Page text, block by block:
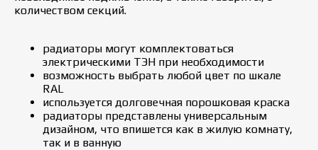
количеством секций.
радиаторы могут комплектоваться
электрическими ТЭН при необходимости
возможность выбрать любой цвет по шкале
RAL
используется долговечная порошковая краска
радиаторы представлены универсальным
дизайном, что впишется как в жилую комнату,
так и в ванную